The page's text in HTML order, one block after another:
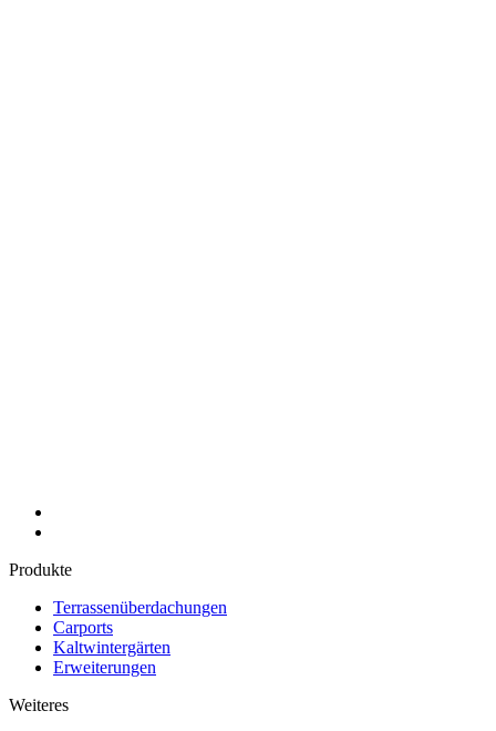
Produkte
Terrassenüberdachungen
Carports
Kaltwintergärten
Erweiterungen
Weiteres